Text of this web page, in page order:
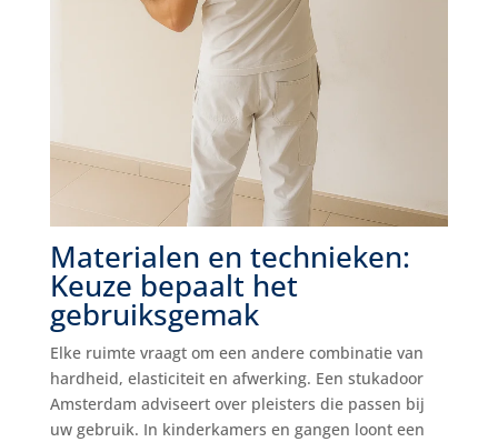
Materialen en technieken:
Keuze bepaalt het
gebruiksgemak
Elke ruimte vraagt om een andere combinatie van
hardheid, elasticiteit en afwerking. Een stukadoor
Amsterdam adviseert over pleisters die passen bij
uw gebruik. In kinderkamers en gangen loont een